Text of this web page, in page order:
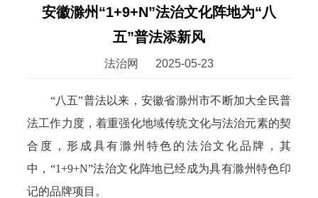
安徽滁州“1+9+N”法治文化阵地为“八
五”普法添新风
法治网 2025-05-23
“八五”普法以来，安徽省滁州市不断加大全民普
法工作力度，着重强化地域传统文化与法治元素的契
合度，形成具有滁州特色的法治文化品牌，其
中，“1+9+N”法治文化阵地已经成为具有滁州特色印
记的品牌项目。